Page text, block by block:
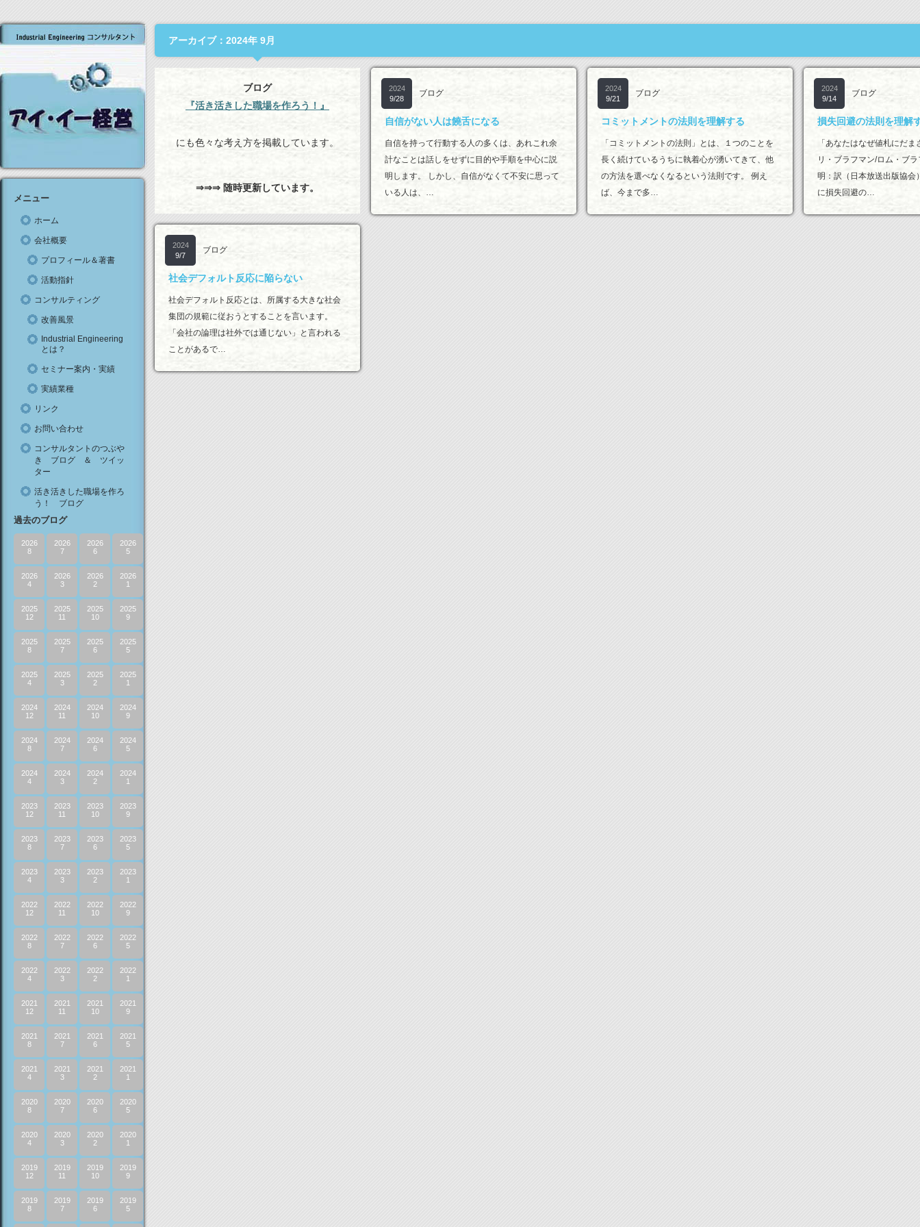
メニュー
ホーム
会社概要
プロフィール＆著書
活動指針
コンサルティング
改善風景
Industrial Engineering
とは？
セミナー案内・実績
実績業種
リンク
お問い合わせ
コンサルタントのつぶや
き ブログ ＆ ツイッ
ター
活き活きした職場を作ろ
う！ ブログ
過去のブログ
2026
8
2026
7
2026
6
2026
5
2026
4
2026
3
2026
2
2026
1
2025
12
2025
11
2025
10
2025
9
2025
8
2025
7
2025
6
2025
5
2025
4
2025
3
2025
2
2025
1
2024
12
2024
11
2024
10
2024
9
2024
8
2024
7
2024
6
2024
5
2024
4
2024
3
2024
2
2024
1
2023
12
2023
11
2023
10
2023
9
2023
8
2023
7
2023
6
2023
5
2023
4
2023
3
2023
2
2023
1
2022
12
2022
11
2022
10
2022
9
2022
8
2022
7
2022
6
2022
5
2022
4
2022
3
2022
2
2022
1
2021
12
2021
11
2021
10
2021
9
2021
8
2021
7
2021
6
2021
5
2021
4
2021
3
2021
2
2021
1
2020
8
2020
7
2020
6
2020
5
2020
4
2020
3
2020
2
2020
1
2019
12
2019
11
2019
10
2019
9
2019
8
2019
7
2019
6
2019
5
アーカイブ：2024年 9月
ブログ
『活き活きした職場を作ろう！』
にも色々な考え方を掲載しています。
⇒⇒⇒ 随時更新しています。
2024
9/28
ブログ
自信がない人は饒舌になる
自信を持って行動する人の多くは、あれこれ余
計なことは話しをせずに目的や手順を中心に説
明します。 しかし、自信がなくて不安に思って
いる人は、…
2024
9/21
ブログ
コミットメントの法則を理解する
「コミットメントの法則」とは、１つのことを
長く続けているうちに執着心が湧いてきて、他
の方法を選べなくなるという法則です。 例え
ば、今まで多…
2024
9/14
ブログ
損失回避の法則を理解
「あなたはなぜ値札にだ
リ・ブラフマン/ロム・ブ
明：訳（日本放送出版協会
に損失回避の…
2024
9/7
ブログ
社会デフォルト反応に陥らない
社会デフォルト反応とは、所属する大きな社会
集団の規範に従おうとすることを言います。
「会社の論理は社外では通じない」と言われる
ことがあるで…